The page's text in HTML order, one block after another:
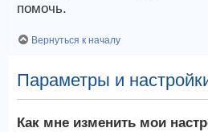
помочь.
Вернуться к началу
Параметры и
Как мне изменить мои